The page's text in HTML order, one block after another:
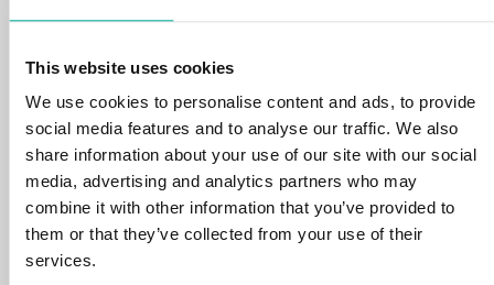
This website uses cookies
We use cookies to personalise content and ads, to provide
social media features and to analyse our traffic. We also
share information about your use of our site with our social
media, advertising and analytics partners who may
combine it with other information that you’ve provided to
them or that they’ve collected from your use of their
services.
99,99% upptid
Vi skyddar din personliga data och motverkar
störningar i dina tjänster med de allra bästa
verktyg marknaden har att erbjuda mot
hackerattacker, botnet och phising. Vår